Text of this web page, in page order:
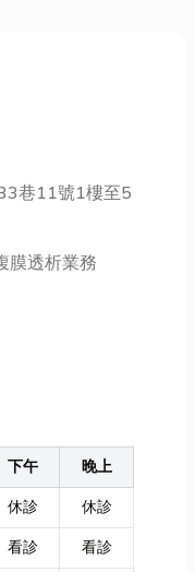
巷11號1樓至5
膜透析業務
下午
晚上
休診
休診
看診
看診